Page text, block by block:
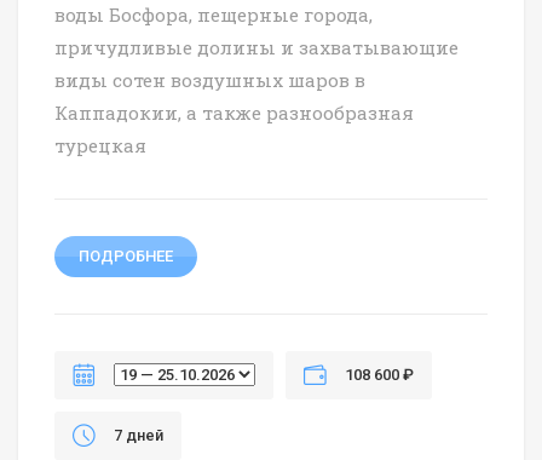
воды Босфора, пещерные города,
причудливые долины и захватывающие
виды сотен воздушных шаров в
Каппадокии, а также разнообразная
турецкая
ПОДРОБНЕЕ
108 600 ₽
7 дней